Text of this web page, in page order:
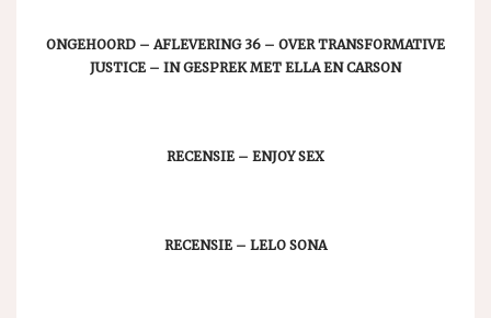
ONGEHOORD – AFLEVERING 36 – OVER TRANSFORMATIVE
JUSTICE – IN GESPREK MET ELLA EN CARSON
RECENSIE – ENJOY SEX
RECENSIE – LELO SONA